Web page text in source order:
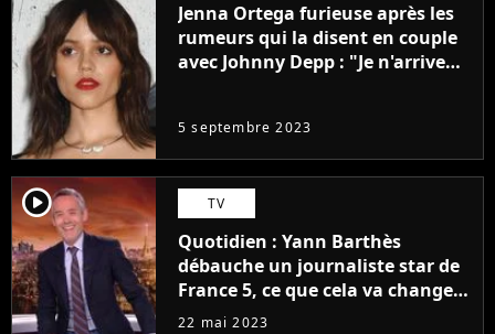
Jenna Ortega furieuse après les
rumeurs qui la disent en couple
avec Johnny Depp : "Je n'arrive
5 septembre 2023
player2 TV
Quotidien : Yann Barthès
débauche un journaliste star de
France 5, ce que cela va changer
à la rentrée
22 mai 2023